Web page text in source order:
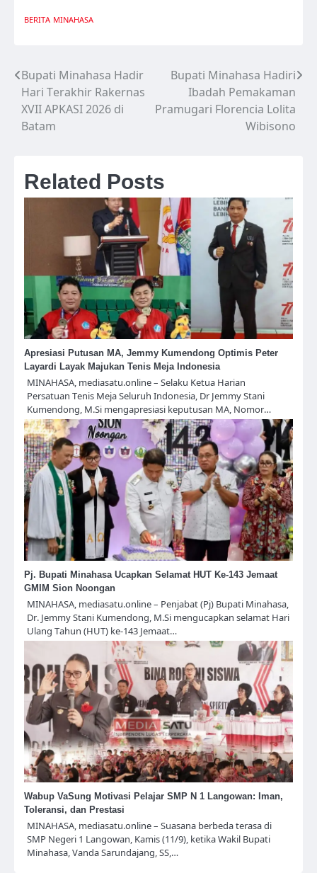
BERITA MINAHASA
Navigasi
pos
Bupati Minahasa Hadir
Hari Terakhir Rakernas
XVII APKASI 2026 di
Batam
Bupati Minahasa Hadiri
Ibadah Pemakaman
Pramugari Florencia Lolita
Wibisono
Related Posts
Apresiasi Putusan MA, Jemmy Kumendong Optimis Peter
Layardi Layak Majukan Tenis Meja Indonesia
MINAHASA, mediasatu.online – Selaku Ketua Harian
Persatuan Tenis Meja Seluruh Indonesia, Dr Jemmy Stani
Kumendong, M.Si mengapresiasi keputusan MA, Nomor…
Pj. Bupati Minahasa Ucapkan Selamat HUT Ke-143 Jemaat
GMIM Sion Noongan
MINAHASA, mediasatu.online – Penjabat (Pj) Bupati Minahasa,
Dr. Jemmy Stani Kumendong, M.Si mengucapkan selamat Hari
Ulang Tahun (HUT) ke-143 Jemaat…
Wabup VaSung Motivasi Pelajar SMP N 1 Langowan: Iman,
Toleransi, dan Prestasi
MINAHASA, mediasatu.online – Suasana berbeda terasa di
SMP Negeri 1 Langowan, Kamis (11/9), ketika Wakil Bupati
Minahasa, Vanda Sarundajang, SS,…